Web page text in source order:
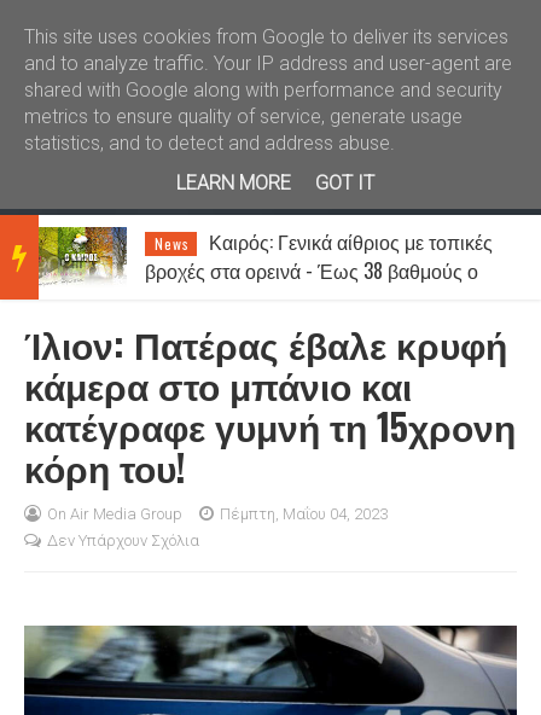
Καλώς ήλθατε Kral News
BRE
AKIN
NEW
News
Καιρός: Γενικά αίθριος με τοπικές
βροχές στα ορεινά - Έως 38 βαθμούς ο
Ίλιον: Πατέρας έβαλε κρυφή
κάμερα στο μπάνιο και
κατέγραφε γυμνή τη 15χρονη
κόρη του!
On Air Media Group
Πέμπτη, Μαΐου 04, 2023
Δεν Υπάρχουν Σχόλια
This site uses cookies from Google to deliver its services
and to analyze traffic. Your IP address and user-agent are
shared with Google along with performance and security
metrics to ensure quality of service, generate usage
statistics, and to detect and address abuse.
LEARN MORE
GOT IT